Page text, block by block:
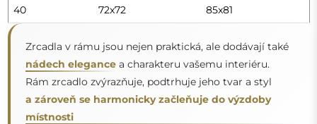
40
72x72 85x81
Zrcadla v rámu jsou nejen praktická, ale dodávají také
nádech elegancea charakteru vašemu interiéru.
Rám zrcadlo zvýrazňuje, podtrhuje jeho tvar a styl
a zároveň se harmonicky začleňuje do výzdoby
místnosti